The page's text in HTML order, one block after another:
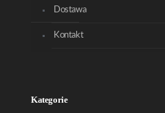
Dostawa
Kontakt
Kategorie